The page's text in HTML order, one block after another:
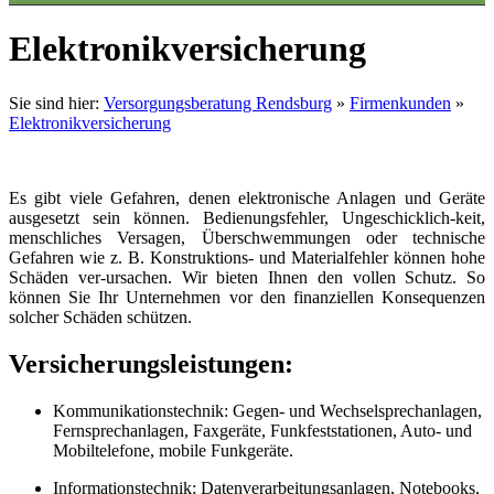
Elektronikversicherung
Sie sind hier: Versorgungsberatung Rendsburg » Firmenkunden »
Elektronikversicherung
Es gibt viele Gefahren, denen elektronische Anlagen und Geräte
ausgesetzt sein können. Bedienungsfehler, Ungeschicklich-keit,
menschliches Versagen, Überschwemmungen oder technische
Gefahren wie z. B. Konstruktions- und Materialfehler können hohe
Schäden ver-ursachen. Wir bieten Ihnen den vollen Schutz. So
können Sie Ihr Unternehmen vor den finanziellen Konsequenzen
solcher Schäden schützen.
Versicherungsleistungen:
Kommunikationstechnik: Gegen- und Wechselsprechanlagen,
Fernsprechanlagen, Faxgeräte, Funkfeststationen, Auto- und
Mobiltelefone, mobile Funkgeräte.
Informationstechnik: Datenverarbeitungsanlagen, Notebooks,